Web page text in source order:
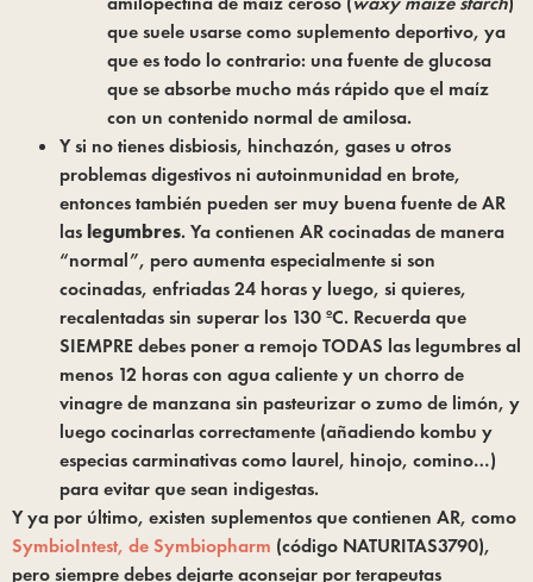
que suele usarse como suplemento deportivo, ya
que es todo lo contrario: una fuente de glucosa
que se absorbe mucho más rápido que el maíz
con un contenido normal de amilosa.
Y si no tienes disbiosis, hinchazón, gases u otros
problemas digestivos ni autoinmunidad en brote,
entonces también pueden ser muy buena fuente de AR
laslegumbres. Ya contienen AR cocinadas de manera
“normal”, pero aumenta especialmente si son
cocinadas, enfriadas 24 horas y luego, si quieres,
recalentadas sin superar los 130 ºC. Recuerda que
SIEMPRE debes poner a remojo TODAS las legumbres al
menos 12 horas con agua caliente y un chorro de
vinagre de manzana sin pasteurizar o zumo de limón, y
luego cocinarlas correctamente (añadiendo kombu y
especias carminativas como laurel, hinojo, comino…)
para evitar que sean indigestas.
Y ya por último, existen suplementos que contienen AR, como
SymbioIntest, de Symbiopharm (código NATURITAS3790),
pero siempre debes dejarte aconsejar por terapeutas